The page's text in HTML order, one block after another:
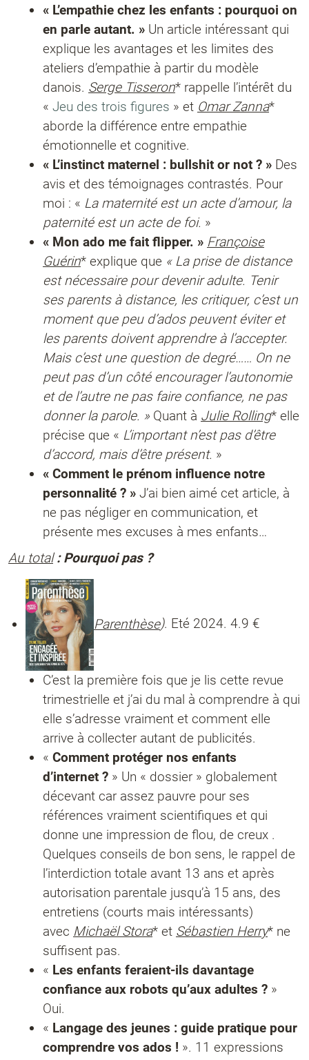
« L’empathie chez les enfants : pourquoi on
en parle autant. » Un article intéressant qui
explique les avantages et les limites des
ateliers d’empathie à partir du modèle
danois. Serge Tisseron* rappelle l’intérêt du
« Jeu des trois figures » et Omar Zanna*
aborde la différence entre empathie
émotionnelle et cognitive.
« L’instinct maternel : bullshit or not ? » Des
avis et des témoignages contrastés. Pour
moi : « La maternité est un acte d’amour, la
paternité est un acte de foi. »
« Mon ado me fait flipper. » Françoise
Guérin* explique que « La prise de distance
est nécessaire pour devenir adulte. Tenir
ses parents à distance, les critiquer, c’est un
moment que peu d’ados peuvent éviter et
les parents doivent apprendre à l’accepter.
Mais c’est une question de degré…… On ne
peut pas d’un côté encourager l’autonomie
et de l’autre ne pas faire confiance, ne pas
donner la parole. » Quant à Julie Rolling* elle
précise que « L’important n’est pas d’être
d’accord, mais d’être présent. »
« Comment le prénom influence notre
personnalité ? » J’ai bien aimé cet article, à
ne pas négliger en communication, et
présente mes excuses à mes enfants…
Au total : Pourquoi pas ?
Parenthèse). Eté 2024. 4.9 €
C’est la première fois que je lis cette revue
trimestrielle et j’ai du mal à comprendre à qui
elle s’adresse vraiment et comment elle
arrive à collecter autant de publicités.
« Comment protéger nos enfants
d’internet ? » Un « dossier » globalement
décevant car assez pauvre pour ses
références vraiment scientifiques et qui
donne une impression de flou, de creux .
Quelques conseils de bon sens, le rappel de
l’interdiction totale avant 13 ans et après
autorisation parentale jusqu’à 15 ans, des
entretiens (courts mais intéressants)
avec Michaël Stora* et Sébastien Herry* ne
suffisent pas.
« Les enfants feraient-ils davantage
confiance aux robots qu’aux adultes ? »
Oui.
« Langage des jeunes : guide pratique pour
comprendre vos ados ! ». 11 expressions